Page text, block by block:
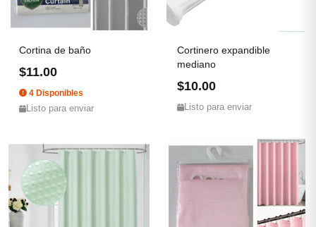
Cortina de baño
$11.00
4 Disponibles
Listo para enviar
Cortinero expandible
mediano
$10.00
Listo para enviar